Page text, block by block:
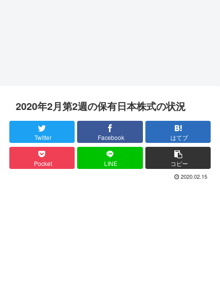
2020年2月第2週の保有日本株式の状況
Twitter Facebook はてブ
Pocket LINE コピー
2020.02.15